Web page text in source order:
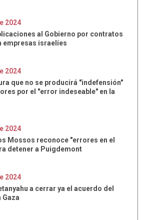
2024
al Gobierno por contratos
empresas israelíes
2024
que no se producirá "indefensión"
por el "error indeseable" en la
2024
Mossos reconoce "errores en el
detener a Puigdemont
2024
a cerrar ya el acuerdo del
Gaza